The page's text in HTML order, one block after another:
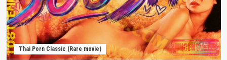
Thai Porn Classic (Rare movie)